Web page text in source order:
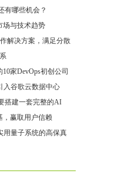
有哪些机会？
场与技术趋势
解决方案，满足分散
家DevOps初创公司
入谷歌云数据中心
搭建一套完整的AI
，赢取用户信赖
用量子系统的高保真